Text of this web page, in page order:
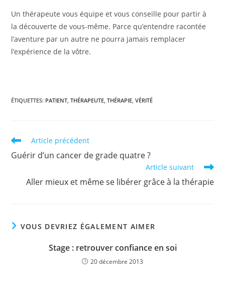
Un thérapeute vous équipe et vous conseille pour partir à
la découverte de vous-même. Parce qu’entendre racontée
l’aventure par un autre ne pourra jamais remplacer
l’expérience de la vôtre.
ÉTIQUETTES: PATIENT, THÉRAPEUTE, THÉRAPIE, VÉRITÉ
Read
more
articles
Article précédent
Guérir d’un cancer de grade quatre ?
Article suivant
Aller mieux et même se libérer grâce à la thérapie
VOUS DEVRIEZ ÉGALEMENT AIMER
Stage : retrouver confiance en soi
20 décembre 2013